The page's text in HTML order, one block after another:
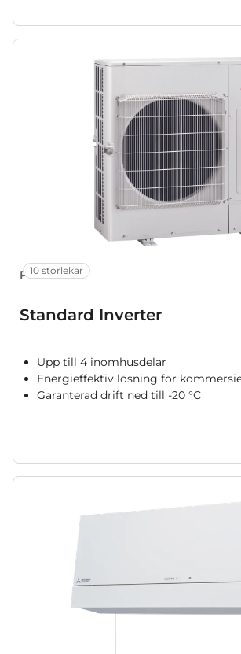
10 storlekar
PUZ-M
Standard Inverter
Upp till 4 inomhusdelar
Energieffektiv lösning för
Garanterad drift ned till -20 °C